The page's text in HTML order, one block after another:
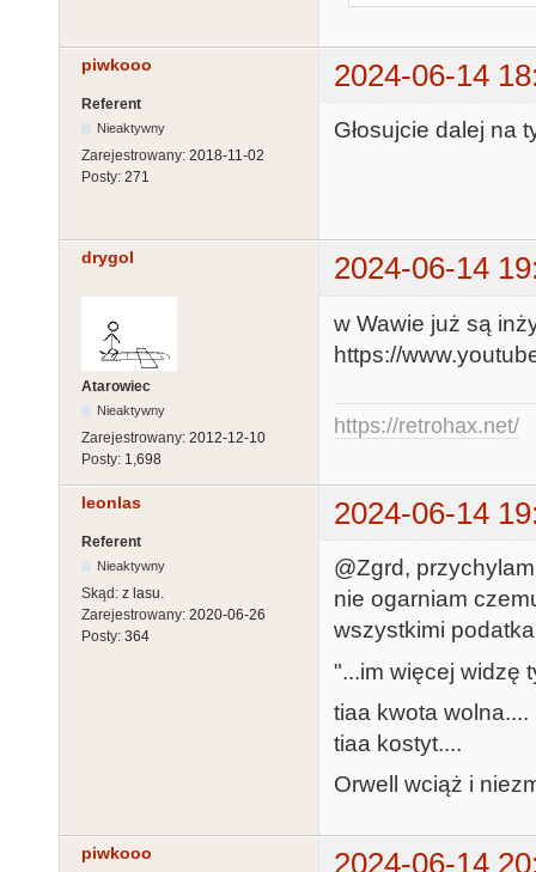
piwkooo 2024-06-14
Referent
Nieaktywny
Zarejestrowany: 2018-11-02
Posty: 271
Głosujcie dalej na
drygol 2024-06-14
Atarowiec
Nieaktywny
Zarejestrowany: 2012-12-10
Posty: 1,698
w Wawie już są
https://
https://retrohax.net/
leonlas 2024-06-14
Referent
Nieaktywny
Skąd: z lasu.
Zarejestrowany: 2020-06-26
Posty: 364
@Zgrd,
nie ogarniam
wszystkimi
"...im więcej widzę
tiaa kwota wolna....
tiaa kostyt....
Orwell wciąż i
piwkooo
2024-06-14